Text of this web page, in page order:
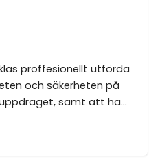
proffesionellt utförda
och säkerheten på
samt att ha...